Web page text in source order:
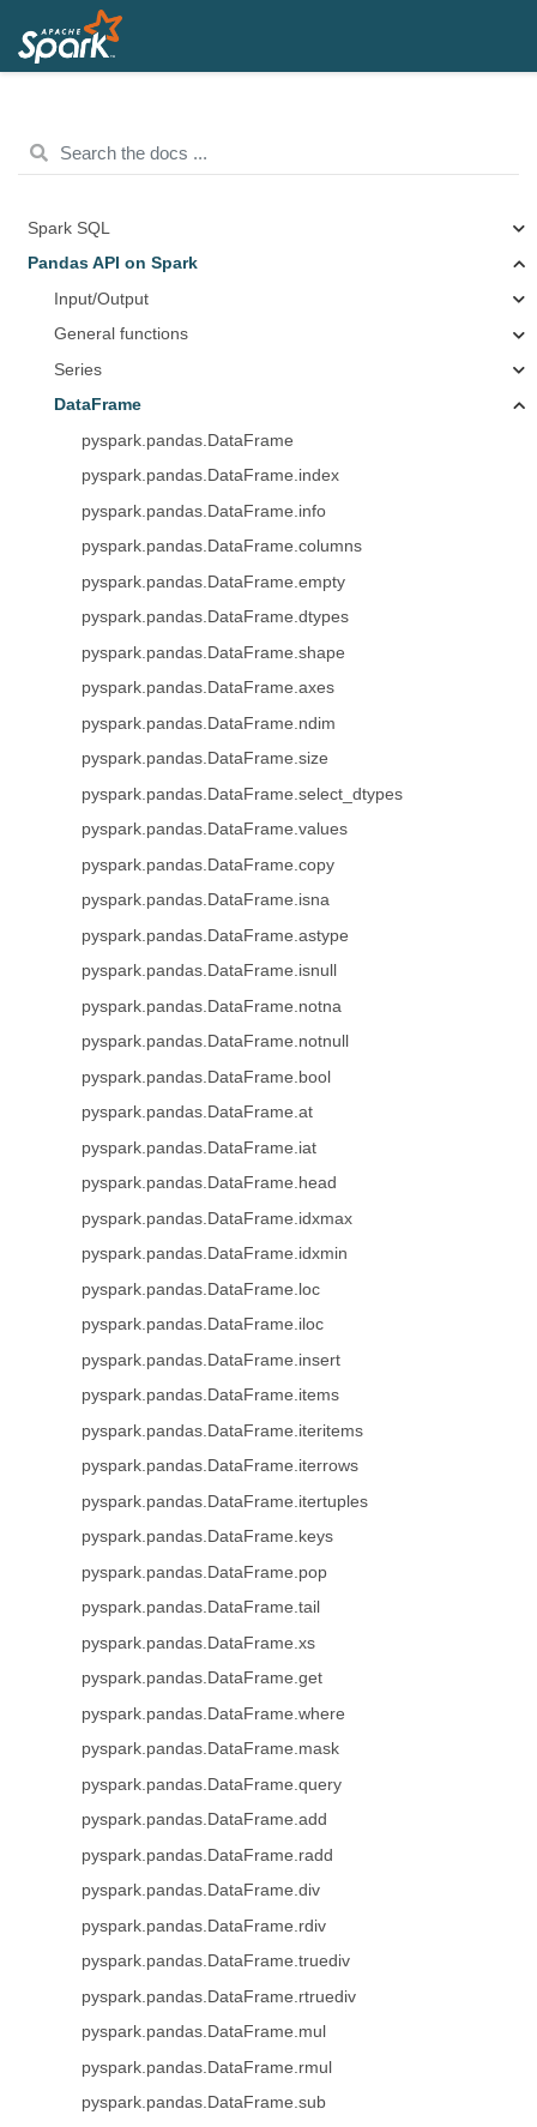
Spark SQL
Pandas API on Spark
Input/Output
General functions
Series
DataFrame
pyspark.pandas.DataFrame
pyspark.pandas.DataFrame.index
pyspark.pandas.DataFrame.info
pyspark.pandas.DataFrame.columns
pyspark.pandas.DataFrame.empty
pyspark.pandas.DataFrame.dtypes
pyspark.pandas.DataFrame.shape
pyspark.pandas.DataFrame.axes
pyspark.pandas.DataFrame.ndim
pyspark.pandas.DataFrame.size
pyspark.pandas.DataFrame.select_dtypes
pyspark.pandas.DataFrame.values
pyspark.pandas.DataFrame.copy
pyspark.pandas.DataFrame.isna
pyspark.pandas.DataFrame.astype
pyspark.pandas.DataFrame.isnull
pyspark.pandas.DataFrame.notna
pyspark.pandas.DataFrame.notnull
pyspark.pandas.DataFrame.bool
pyspark.pandas.DataFrame.at
pyspark.pandas.DataFrame.iat
pyspark.pandas.DataFrame.head
pyspark.pandas.DataFrame.idxmax
pyspark.pandas.DataFrame.idxmin
pyspark.pandas.DataFrame.loc
pyspark.pandas.DataFrame.iloc
pyspark.pandas.DataFrame.insert
pyspark.pandas.DataFrame.items
pyspark.pandas.DataFrame.iteritems
pyspark.pandas.DataFrame.iterrows
pyspark.pandas.DataFrame.itertuples
pyspark.pandas.DataFrame.keys
pyspark.pandas.DataFrame.pop
pyspark.pandas.DataFrame.tail
pyspark.pandas.DataFrame.xs
pyspark.pandas.DataFrame.get
pyspark.pandas.DataFrame.where
pyspark.pandas.DataFrame.mask
pyspark.pandas.DataFrame.query
pyspark.pandas.DataFrame.add
pyspark.pandas.DataFrame.radd
pyspark.pandas.DataFrame.div
pyspark.pandas.DataFrame.rdiv
pyspark.pandas.DataFrame.truediv
pyspark.pandas.DataFrame.rtruediv
pyspark.pandas.DataFrame.mul
pyspark.pandas.DataFrame.rmul
pyspark.pandas.DataFrame.sub